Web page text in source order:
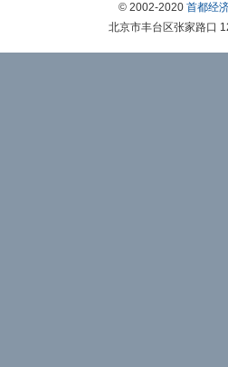
© 2002-2020 首都经
北京市丰台区张家路口